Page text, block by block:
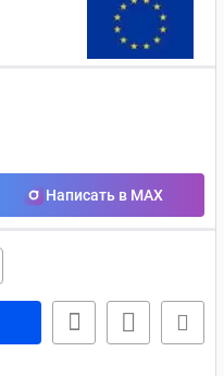
Написать в MAX